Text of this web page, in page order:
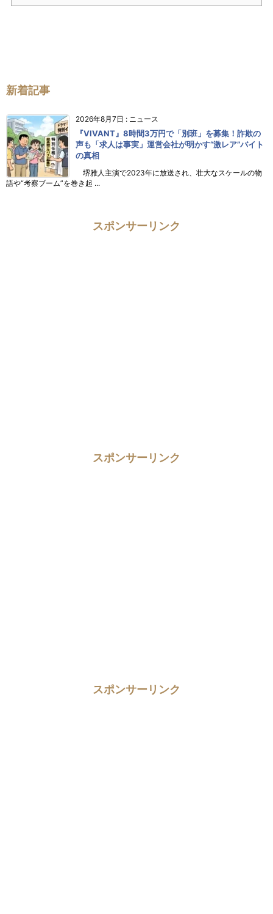
新着記事
2026年8月7日 : ニュース
『VIVANT』8時間3万円で「別班」を募集！詐欺の
声も「求人は事実」運営会社が明かす“激レア”バイト
の真相
堺雅人主演で2023年に放送され、壮大なスケールの物
語や“考察ブーム”を巻き起 ...
スポンサーリンク
スポンサーリンク
スポンサーリンク